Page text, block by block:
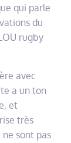
qui parle
du
rugby
avec
a un ton
et
très
sont pas